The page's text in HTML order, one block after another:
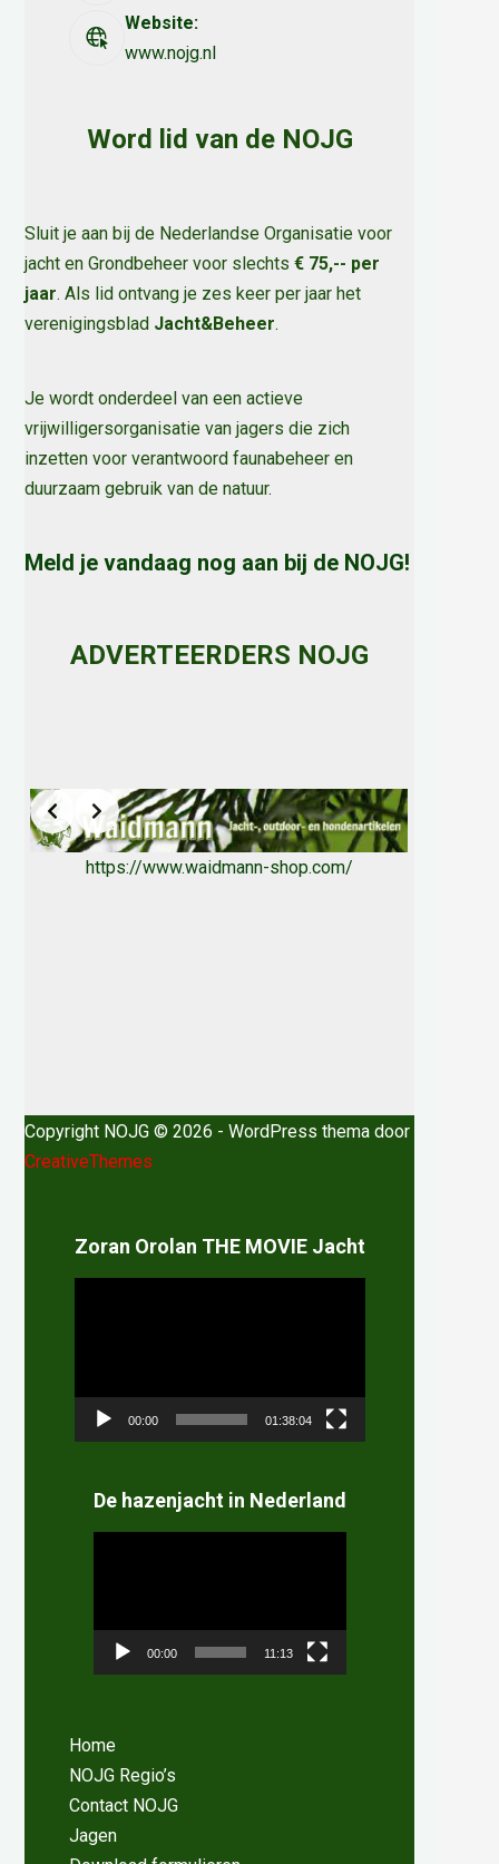
Website:
www.nojg.nl
Word lid van de NOJG
Sluit je aan bij de Nederlandse Organisatie voor
jacht en Grondbeheer voor slechts€ 75,-- per
jaar. Als lid ontvang je zes keer per jaar het
verenigingsblad Jacht&Beheer.
Je wordt onderdeel van een actieve
vrijwilligersorganisatie van jagers die zich
inzetten voor verantwoord faunabeheer en
duurzaam gebruik van de natuur.
Meld je vandaag nog aan bij de NOJG!
ADVERTEERDERS NOJG
https://www.waidmann-shop.com/
Copyright NOJG © 2026 - WordPress thema door
CreativeThemes
Zoran Orolan THE MOVIE Jacht
00:00 01:38:04
De hazenjacht in Nederland
00:00 11:13
Home
NOJG Regio’s
Contact NOJG
Jagen